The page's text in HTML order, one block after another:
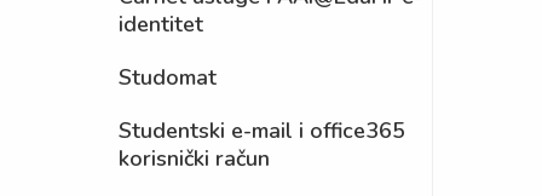
identitet
Studomat
Studentski e-mail i office365
korisnički račun